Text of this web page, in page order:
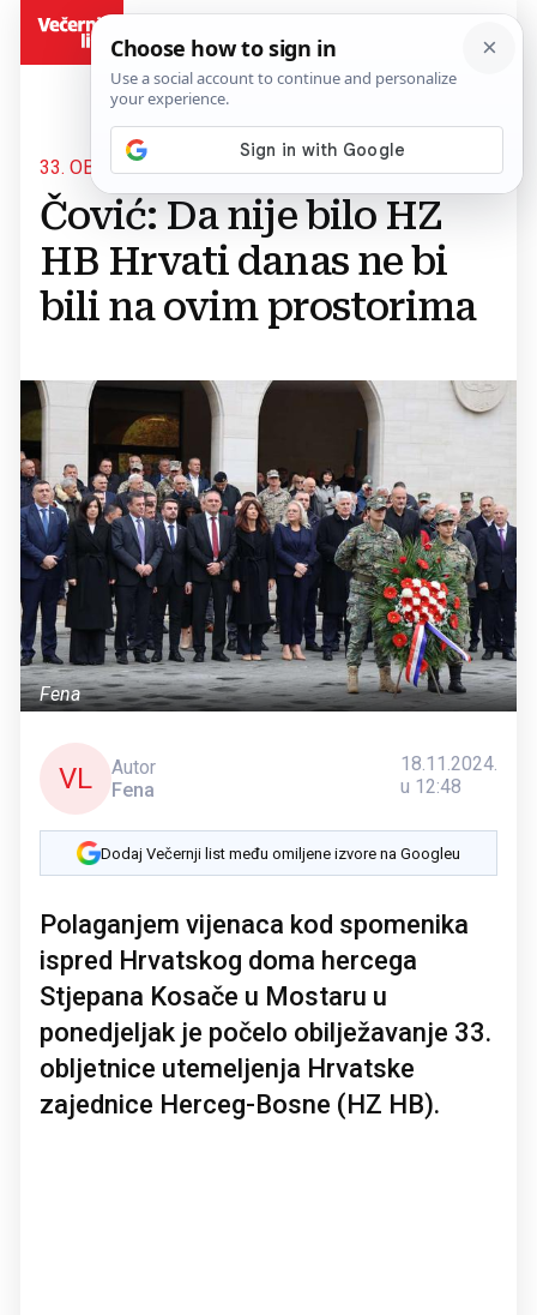
33. OBLJETNICA UTEMELJENJA
Čović: Da nije bilo HZ
HB Hrvati danas ne bi
bili na ovim prostorima
Fena
VL
Autor
Fena
18.11.2024.
u 12:48
Dodaj Večernji list među omiljene izvore na Googleu
Polaganjem vijenaca kod spomenika
ispred Hrvatskog doma hercega
Stjepana Kosače u Mostaru u
ponedjeljak je počelo obilježavanje 33.
obljetnice utemeljenja Hrvatske
zajednice Herceg-Bosne (HZ HB).